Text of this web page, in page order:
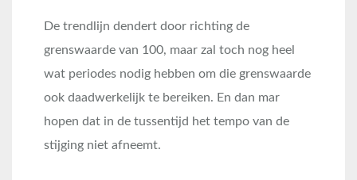
De trendlijn dendert door richting de
grenswaarde van 100, maar zal toch nog heel
wat periodes nodig hebben om die grenswaarde
ook daadwerkelijk te bereiken. En dan mar
hopen dat in de tussentijd het tempo van de
stijging niet afneemt.